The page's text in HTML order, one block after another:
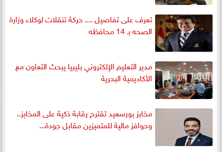
تعرف على تفاصيل .... حركة تنقلات لوكلاء وزارة
الصحه بـ 14 محافظه
مدير التعليم الإلكتروني بليبيا يبحث التعاون مع
الأكاديمية البحرية
مخابز بورسعيد تقترح رقابة ذكية على المخابز..
وحوافز مالية للمتميزين مقابل جودة...